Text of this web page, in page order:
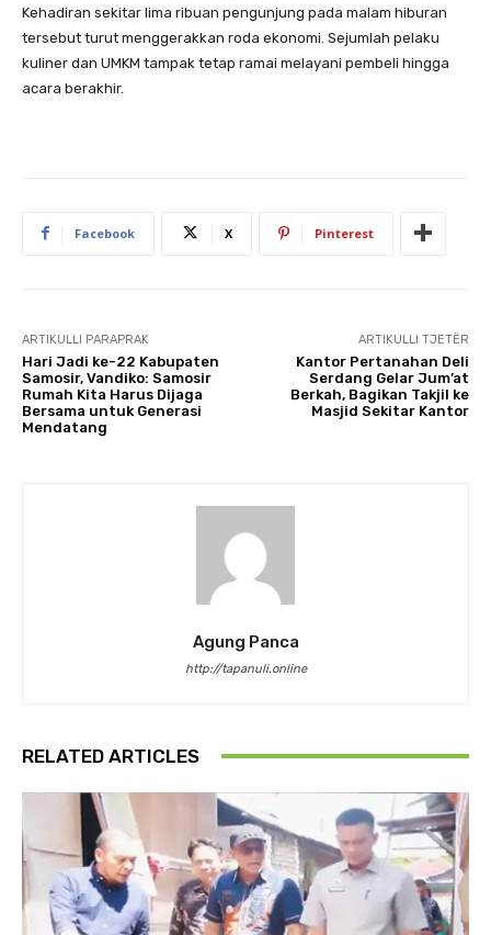
Kehadiran sekitar lima ribuan pengunjung pada malam hiburan
tersebut turut menggerakkan roda ekonomi. Sejumlah pelaku
kuliner dan UMKM tampak tetap ramai melayani pembeli hingga
acara berakhir.
Facebook X Pinterest
ARTIKULLI PARAPRAK
Hari Jadi ke-22 Kabupaten
Samosir, Vandiko: Samosir
Rumah Kita Harus Dijaga
Bersama untuk Generasi
Mendatang
ARTIKULLI TJETËR
Kantor Pertanahan Deli
Serdang Gelar Jum’at
Berkah, Bagikan Takjil ke
Masjid Sekitar Kantor
Agung Panca
http://tapanuli.online
RELATED ARTICLES